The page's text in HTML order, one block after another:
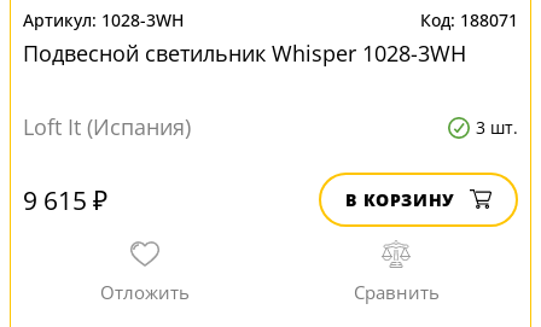
1028-3WH 188071
Подвесной светильник Whisper 1028-3WH
Loft It (Испания) 3 шт.
9 615 ₽ В КОРЗИНУ